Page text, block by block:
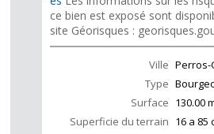
ce bien est exposé sont
site Géorisques :
Ville Perros-
Type
Surface 130.00
Superficie du terrain 16 a 85